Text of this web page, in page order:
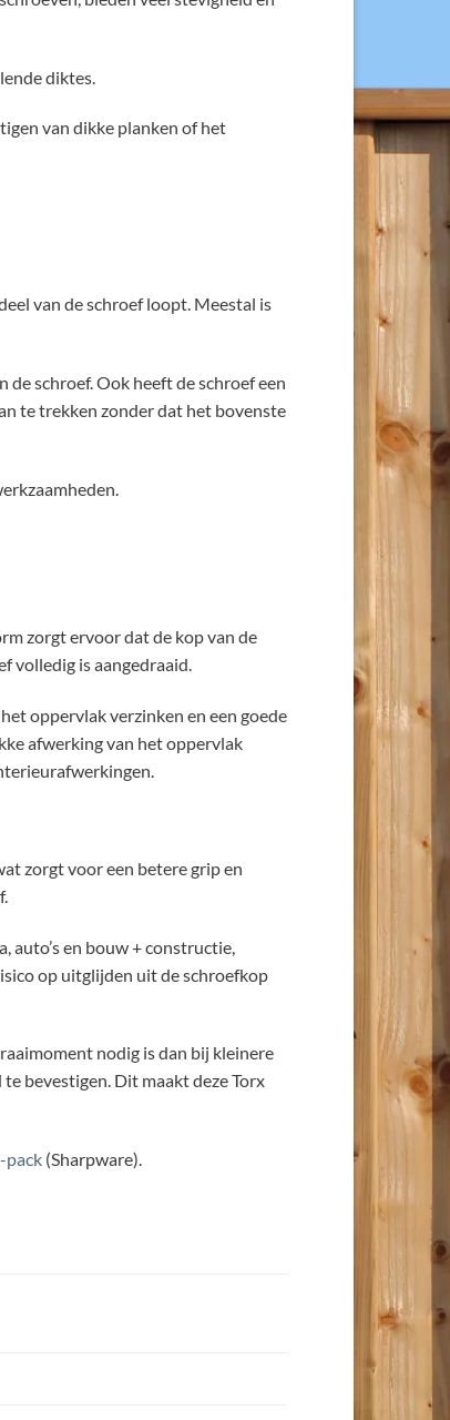
diktes.
van dikke planken of het
van de schroef loopt. Meestal is
schroef. Ook heeft de schroef een
te trekken zonder dat het bovenste
zorgt ervoor dat de kop van de
volledig is aangedraaid.
oppervlak verzinken en een goede
afwerking van het oppervlak
zorgt voor een betere grip en
en bouw + constructie,
op uitglijden uit de schroefkop
nodig is dan bij kleinere
bevestigen. Dit maakt deze Torx
pack (Sharpware).